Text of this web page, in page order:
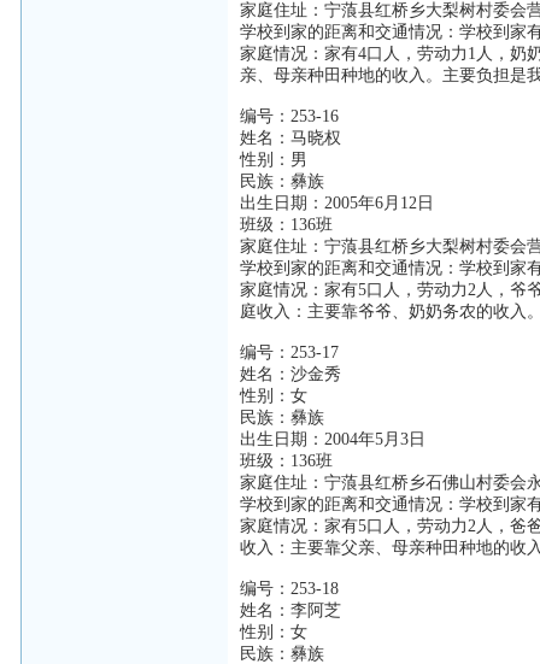
家庭住址：宁蒗县红桥乡大梨树村委会
学校到家的距离和交通情况：学校到家
家庭情况：家有4口人，劳动力1人，奶
亲、母亲种田种地的收入。主要负担是
编号：253-16
姓名：马晓权
性别：男
民族：彝族
出生日期：2005年6月12日
班级：136班
家庭住址：宁蒗县红桥乡大梨树村委会
学校到家的距离和交通情况：学校到家
家庭情况：家有5口人，劳动力2人，爷
庭收入：主要靠爷爷、奶奶务农的收入
编号：253-17
姓名：沙金秀
性别：女
民族：彝族
出生日期：2004年5月3日
班级：136班
家庭住址：宁蒗县红桥乡石佛山村委会
学校到家的距离和交通情况：学校到家
家庭情况：家有5口人，劳动力2人，爸
收入：主要靠父亲、母亲种田种地的收
编号：253-18
姓名：李阿芝
性别：女
民族：彝族